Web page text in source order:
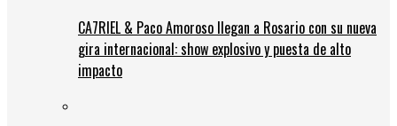
CA7RIEL & Paco Amoroso llegan a Rosario con su nueva
gira internacional: show explosivo y puesta de alto
impacto